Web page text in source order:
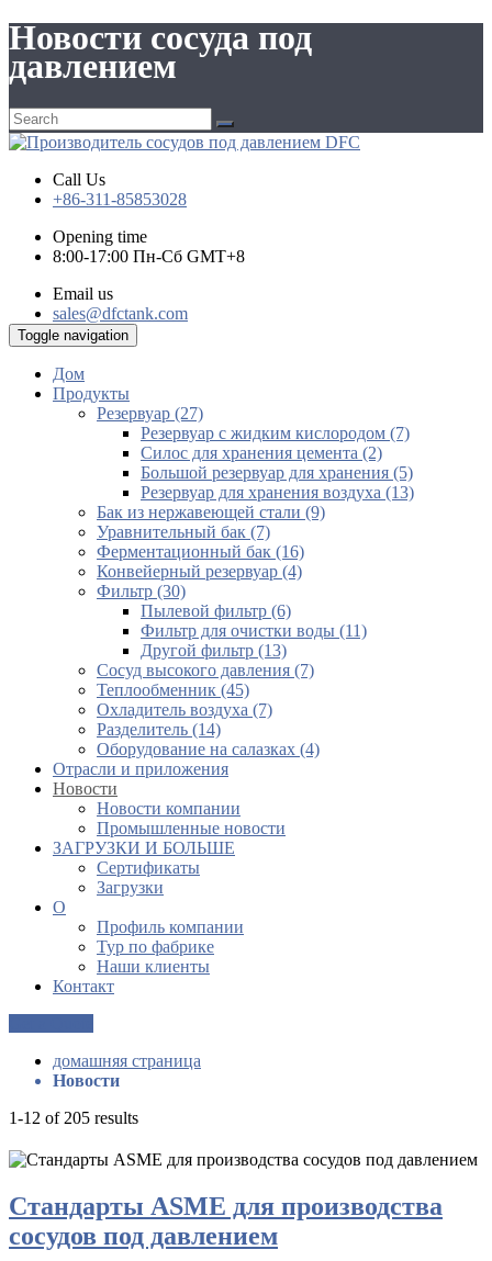
Новости сосуда под
давлением
Call Us
+86-311-85853028
Opening time
8:00-17:00 Пн-Сб GMT+8
Email us
sales@dfctank.com
Toggle navigation
Дом
Продукты
Резервуар (27)
Резервуар с жидким кислородом (7)
Силос для хранения цемента (2)
Большой резервуар для хранения (5)
Резервуар для хранения воздуха (13)
Бак из нержавеющей стали (9)
Уравнительный бак (7)
Ферментационный бак (16)
Конвейерный резервуар (4)
Фильтр (30)
Пылевой фильтр (6)
Фильтр для очистки воды (11)
Другой фильтр (13)
Сосуд высокого давления (7)
Теплообменник (45)
Охладитель воздуха (7)
Разделитель (14)
Оборудование на салазках (4)
Отрасли и приложения
Новости
Новости компании
Промышленные новости
ЗАГРУЗКИ И БОЛЬШЕ
Сертификаты
Загрузки
О
Профиль компании
Тур по фабрике
Наши клиенты
Контакт
домашняя страница
Новости
1-12 of 205 results
Стандарты ASME для производства
сосудов под давлением